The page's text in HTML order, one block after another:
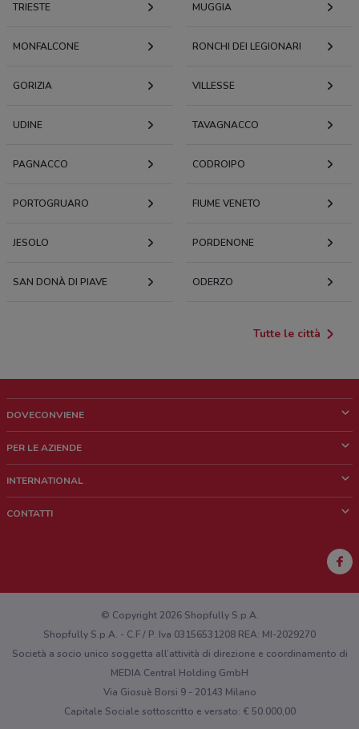
TRIESTE MUGGIA
MONFALCONE RONCHI DEI LEGIONARI
GORIZIA VILLESSE
UDINE TAVAGNACCO
PAGNACCO CODROIPO
PORTOGRUARO FIUME VENETO
JESOLO PORDENONE
SAN DONÀ DI PIAVE ODERZO
Tutte le città
DOVECONVIENE
Chi siamo
Lavora con noi
PER LE AZIENDE
Richieste commerciali e marketing
INTERNATIONAL
CONTATTI
Hai un malfunzionamento sul web o sull'app?
© Copyright 2026 Shopfully S.p.A.
Shopfully S.p.A. - C.F / P. Iva 03156531208 REA: MI-2029270
Società a socio unico soggetta all’attività di direzione e coordinamento di
MEDIA Central Holding GmbH
Via Giosuè Borsi 9 - 20143 Milano
Capitale Sociale sottoscritto e versato: € 50.000,00